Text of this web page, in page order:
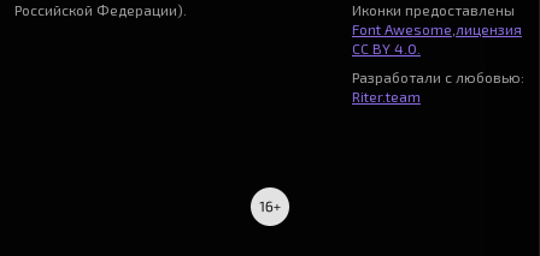
Российской Федерации).
Иконки предоставлены
Font Awesome лицензия
CC BY 4.0.
Разработали с любовью:
Riter.team